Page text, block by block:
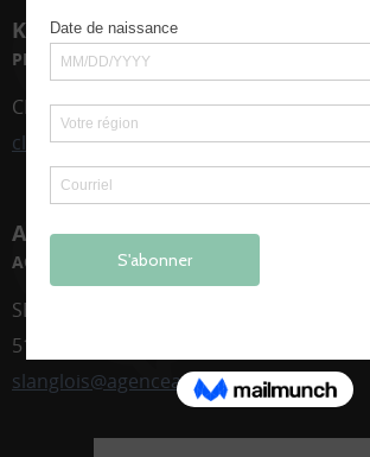
KOSCÈNE
PRODUCTRICE
CHANTAL LUSSIER
clussier@koscene.ca
AGENCE AGORA
AGENT DE SPECTACLE - TOURNÉE :
SÉBASTIEN LANGLOIS
514 795-9871
slanglois@agenceagora.ca